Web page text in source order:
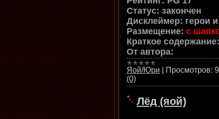
Статус: закончен
Дисклеймер: герои
Размещение: с
Краткое содержание:
От автора:
Яой/Юри Просмотров:
(0)
Лёд (яой)